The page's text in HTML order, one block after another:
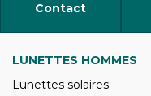
Contact
LUNETTES HOMMES
Lunettes solaires